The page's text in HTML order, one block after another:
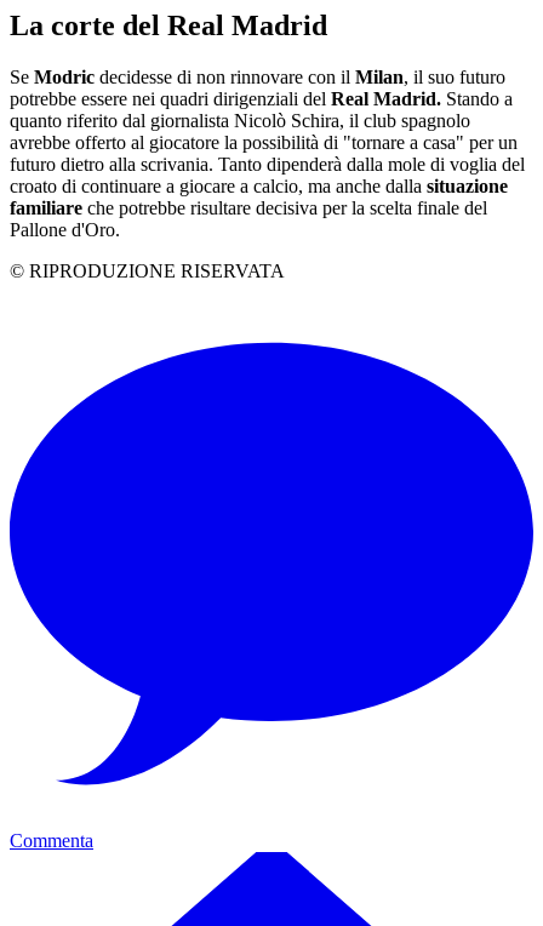
La corte del Real Madrid
Se Modric decidesse di non rinnovare con il Milan, il suo futuro
potrebbe essere nei quadri dirigenziali del Real Madrid. Stando a
quanto riferito dal giornalista Nicolò Schira, il club spagnolo
avrebbe offerto al giocatore la possibilità di "tornare a casa" per un
futuro dietro alla scrivania. Tanto dipenderà dalla mole di voglia del
croato di continuare a giocare a calcio, ma anche dalla situazione
familiare che potrebbe risultare decisiva per la scelta finale del
Pallone d'Oro.
© RIPRODUZIONE RISERVATA
Commenta